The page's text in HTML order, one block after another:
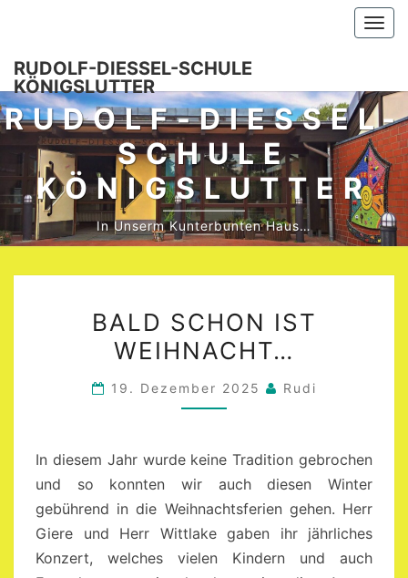
content
RUDOLF-DIESSEL-SCHULE K
ÖNIGSLUTTER
RUDOLF-DIESSEL-S
CHULE K
ÖNIGSLUTTER
In Unserm Kunterbunten Haus…
SCHON
IST
BALD SCHON IST
WEIHNACHT…
19. Dezember 2025 Rudi
In diesem Jahr wurde keine Tradition gebrochen
und so konnten wir auch diesen Winter
gebührend in die Weihnachtsferien gehen. Herr
Giere und Herr Wittlake gaben ihr jährliches
Konzert, welches vielen Kindern und auch